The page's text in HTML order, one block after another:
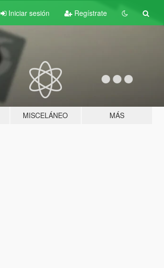
Iniciar sesión Regístrate
MISCELÁNEO MÁS